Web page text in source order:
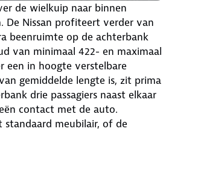
de wielkuip naar binnen
De Nissan profiteert verder van
beenruimte op de achterbank
van minimaal 422- en maximaal
een in hoogte verstelbare
gemiddelde lengte is, zit prima
drie passagiers naast elkaar
contact met de auto.
meubilair, of de